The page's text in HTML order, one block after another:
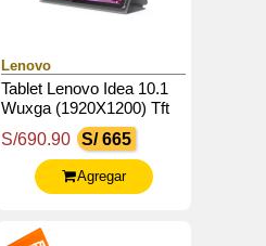
Lenovo
Tablet Lenovo Idea 10.1
Wuxga (1920X1200) Tft
Lcd (Ips) / Touch / Android
14 O Superior
S/690.90 S/ 665
Agregar